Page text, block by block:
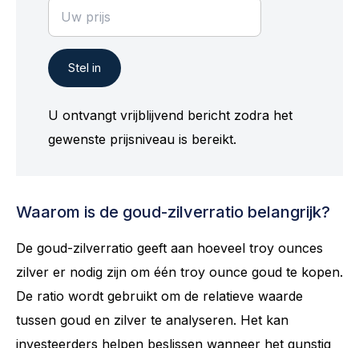
Stel in
U ontvangt vrijblijvend bericht zodra het
gewenste prijsniveau is bereikt.
Waarom is de goud-zilverratio belangrijk?
De goud-zilverratio geeft aan hoeveel troy ounces
zilver er nodig zijn om één troy ounce goud te kopen.
De ratio wordt gebruikt om de relatieve waarde
tussen goud en zilver te analyseren. Het kan
investeerders helpen beslissen wanneer het gunstig